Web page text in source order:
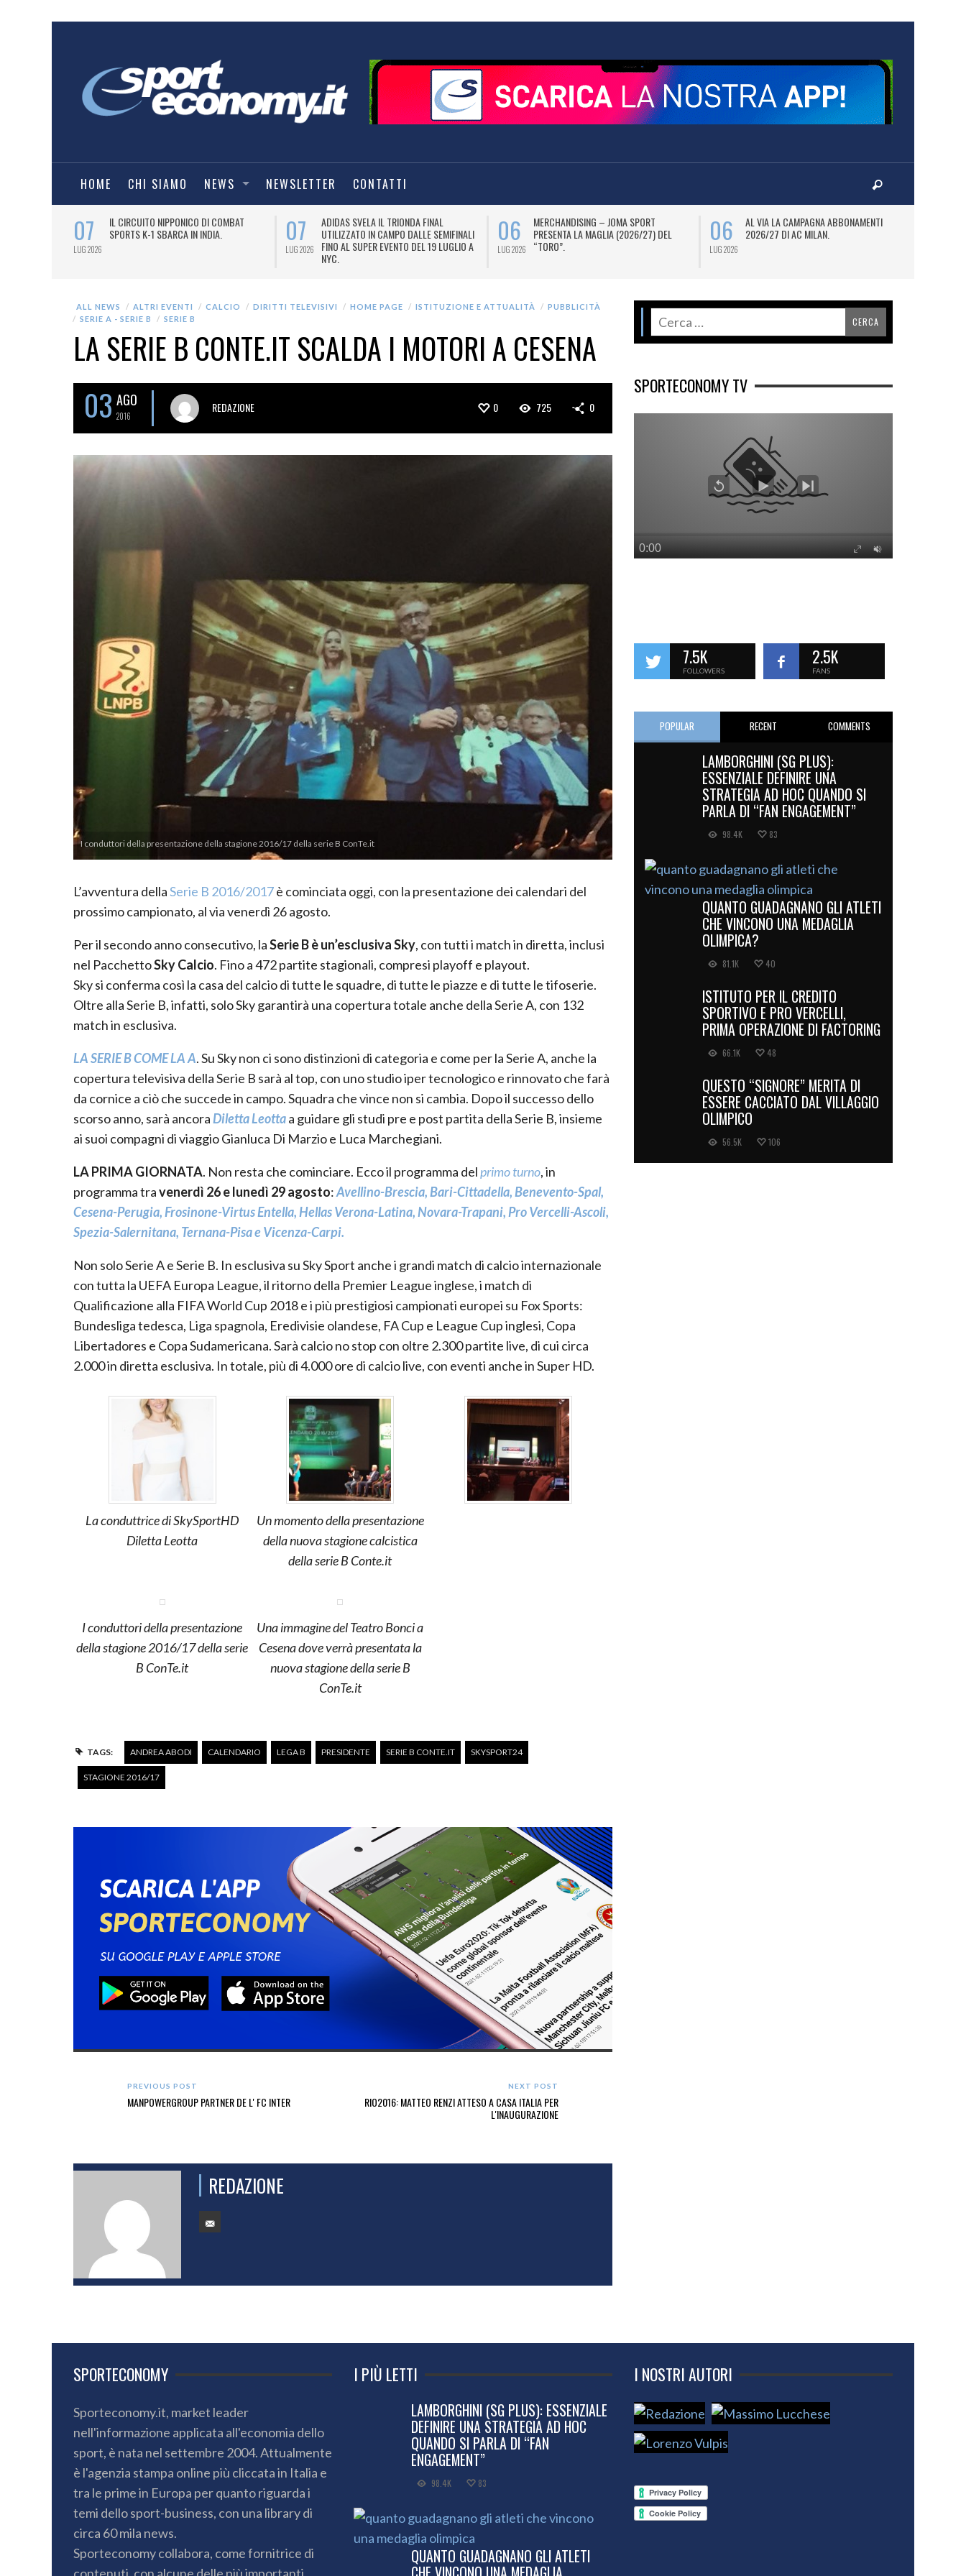
HOME CHI SIAMO NEWS NEWSLETTER CONTATTI
07
LUG 2026
IL CIRCUITO NIPPONICO DI COMBAT
SPORTS K-1 SBARCA IN INDIA.
07
LUG 2026
ADIDAS SVELA IL TRIONDA FINAL
UTILIZZATO IN CAMPO DALLE SEMIFINALI
FINO AL SUPER EVENTO DEL 19 LUGLIO A
NYC.
06
LUG 2026
MERCHANDISING – JOMA SPORT
PRESENTA LA MAGLIA (2026/27) DEL
“TORO”.
06
LUG 2026
AL VIA LA CAMPAGNA ABBONAMENTI
2026/27 DI AC MILAN.
ALL NEWS ALTRI EVENTI CALCIO DIRITTI TELEVISIVI HOME PAGE ISTITUZIONE E ATTUALITÀ
PUBBLICITÀ
SERIE A - SERIE B
SERIE B
LA SERIE B CONTE.IT SCALDA I MOTORI A CESENA
03 AGO
2016
REDAZIONE 0 725 0
I conduttori della presentazione della stagione 2016/17 della serie B ConTe.it
L’avventura dellaSerie B 2016/2017è cominciata oggi, con la presentazione dei calendari del
prossimo campionato, al via venerdì 26 agosto.
Per il secondo anno consecutivo, laSerie B è un’esclusiva Sky, con tutti i match in diretta, inclusi
nel PacchettoSky Calcio. Fino a 472 partite stagionali, compresi playoff e playout.
Sky si conferma così la casa del calcio di tutte le squadre, di tutte le piazze e di tutte le tifoserie.
Oltre alla Serie B, infatti, solo Sky garantirà una copertura totale anche della Serie A, con 132
match in esclusiva.
LA SERIE B COME LA A. Su Sky non ci sono distinzioni di categoria e come per la Serie A, anche la
copertura televisiva della Serie B sarà al top, con uno studio iper tecnologico e rinnovato che farà
da cornice a ciò che succede in campo. Squadra che vince non si cambia. Dopo il successo dello
scorso anno, sarà ancoraDiletta Leottaa guidare gli studi pre e post partita della Serie B, insieme
ai suoi compagni di viaggio Gianluca Di Marzio e Luca Marchegiani.
LA PRIMA GIORNATA. Non resta che cominciare. Ecco il programma delprimo turno, in
programma travenerdì 26 e lunedì 29 agosto:Avellino-Brescia, Bari-Cittadella, Benevento-Spal,
Cesena-Perugia, Frosinone-Virtus Entella, Hellas Verona-Latina, Novara-Trapani, Pro Vercelli-Ascoli,
Spezia-Salernitana, Ternana-Pisa e Vicenza-Carpi.
Non solo Serie A e Serie B. In esclusiva su Sky Sport anche i grandi match di calcio internazionale
con tutta la UEFA Europa League, il ritorno della Premier League inglese, i match di
Qualificazione alla FIFA World Cup 2018 e i più prestigiosi campionati europei su Fox Sports:
Bundesliga tedesca, Liga spagnola, Eredivisie olandese, FA Cup e League Cup inglesi, Copa
Libertadores e Copa Sudamericana. Sarà calcio no stop con oltre 2.300 partite live, di cui circa
2.000 in diretta esclusiva. In totale, più di 4.000 ore di calcio live, con eventi anche in Super HD.
La conduttrice di SkySportHD
Diletta Leotta
Un momento della presentazione
della nuova stagione calcistica
della serie B Conte.it
I conduttori della presentazione
della stagione 2016/17 della serie
B ConTe.it
Una immagine del Teatro Bonci a
Cesena dove verrà presentata la
nuova stagione della serie B
ConTe.it
TAGS: ANDREA ABODI CALENDARIO LEGA B PRESIDENTE SERIE B CONTE.IT SKYSPORT24
STAGIONE 2016/17
PREVIOUS POST
MANPOWERGROUP PARTNER DE L' FC INTER
NEXT POST
RIO2016: MATTEO RENZI ATTESO A CASA ITALIA PER
L'INAUGURAZIONE
REDAZIONE
SPORTECONOMY TV
7.5K
FOLLOWERS
2.5K
FANS
POPULAR RECENT COMMENTS
LAMBORGHINI (SG PLUS):
ESSENZIALE DEFINIRE UNA
STRATEGIA AD HOC QUANDO SI
PARLA DI “FAN ENGAGEMENT”
98.4K 83
QUANTO GUADAGNANO GLI ATLETI
CHE VINCONO UNA MEDAGLIA
OLIMPICA?
81.1K 40
ISTITUTO PER IL CREDITO
SPORTIVO E PRO VERCELLI,
PRIMA OPERAZIONE DI FACTORING
66.1K 48
QUESTO “SIGNORE” MERITA DI
ESSERE CACCIATO DAL VILLAGGIO
OLIMPICO
56.5K 106
SPORTECONOMY
Sporteconomy.it, market leader
nell'informazione applicata all'economia dello
sport, è nata nel settembre 2004. Attualmente
è l'agenzia stampa online più cliccata in Italia e
tra le prime in Europa per quanto riguarda i
temi dello sport-business, con una library di
circa 60 mila news.
Sporteconomy collabora, come fornitrice di
I PIÙ LETTI
LAMBORGHINI (SG PLUS): ESSENZIALE
DEFINIRE UNA STRATEGIA AD HOC
QUANDO SI PARLA DI “FAN
ENGAGEMENT”
98.4K 83
QUANTO GUADAGNANO GLI ATLETI
I NOSTRI AUTORI